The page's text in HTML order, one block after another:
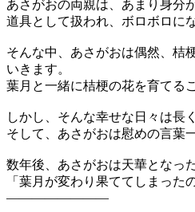
あさがおの両親は、あまり身分
道具として扱われ、ボロボロに
そんな中、あさがおは偶然、桔
いきます。
葉月と一緒に桔梗の花を育てる
しかし、そんな幸せな日々は長
そして、あさがおは慰めの言葉
数年後、あさがおは天華となっ
「葉月が変わり果ててしまっ
――――――――